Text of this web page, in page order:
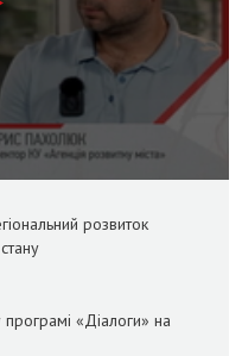
розвиток
«Діалоги» на